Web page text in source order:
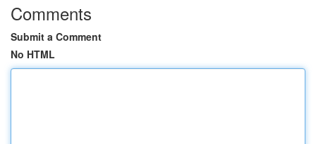
Comments
Submit a Comment
No HTML